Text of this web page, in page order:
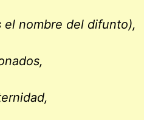
el nombre del difunto),